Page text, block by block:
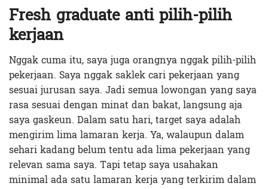
Fresh graduate anti pilih-pilih
kerjaan
Nggak cuma itu, saya juga orangnya nggak pilih-pilih
pekerjaan. Saya nggak saklek cari pekerjaan yang
sesuai jurusan saya. Jadi semua lowongan yang saya
rasa sesuai dengan minat dan bakat, langsung aja
saya gaskeun. Dalam satu hari, target saya adalah
mengirim lima lamaran kerja. Ya, walaupun dalam
sehari kadang belum tentu ada lima pekerjaan yang
relevan sama saya. Tapi tetap saya usahakan
minimal ada satu lamaran kerja yang terkirim dalam